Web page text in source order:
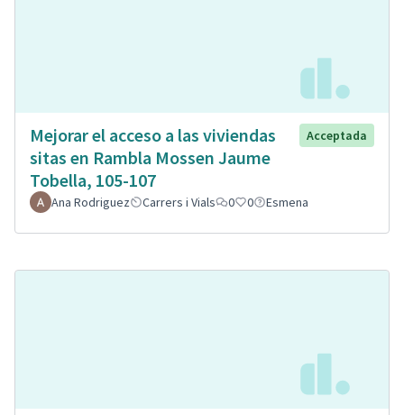
Mejorar el acceso a las viviendas
sitas en Rambla Mossen Jaume
Tobella, 105-107
Acceptada
Ana Rodriguez Carrers i Vials 0 0 Esmena